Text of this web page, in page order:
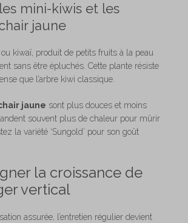
mini-kiwis et les
jaune
ou kiwaï, produit de petits fruits à la peau
sans être épluchés. Cette plante résiste
que l’arbre kiwi classique.
jaune sont plus douces et moins
souvent plus de chaleur pour mûrir
la variété ‘Sungold’ pour son goût
la croissance de
vertical
assurée, l’entretien régulier devient